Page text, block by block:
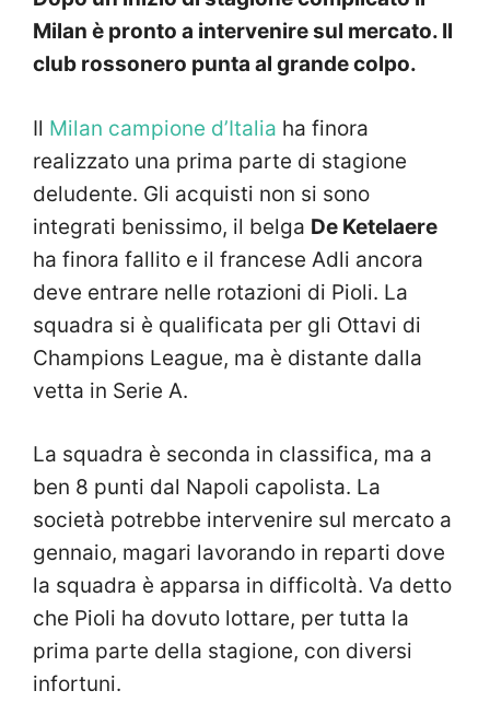
Milan è pronto a intervenire sul mercato. Il
club rossonero punta al grande colpo.
Il Milan campione d’Italia ha finora
realizzato una prima parte di stagione
deludente. Gli acquisti non si sono
integrati benissimo, il belga De Ketelaere
ha finora fallito e il francese Adli ancora
deve entrare nelle rotazioni di Pioli. La
squadra si è qualificata per gli Ottavi di
Champions League, ma è distante dalla
vetta in Serie A.
La squadra è seconda in classifica, ma a
ben 8 punti dal Napoli capolista. La
società potrebbe intervenire sul mercato a
gennaio, magari lavorando in reparti dove
la squadra è apparsa in difficoltà. Va detto
che Pioli ha dovuto lottare, per tutta la
prima parte della stagione, con diversi
infortuni.